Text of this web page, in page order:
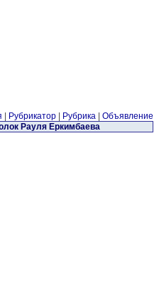
Рубрикатор Рубрика
Объявление
Рауля Еркимбаева